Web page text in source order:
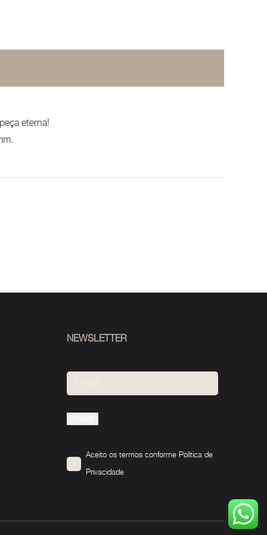
eterna!
NEWSLETTER
field
Aceito os termos conforme Política de
Privacidade